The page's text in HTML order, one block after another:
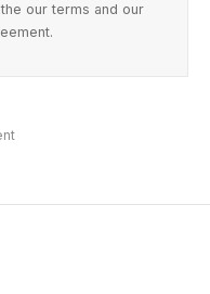
our terms and our